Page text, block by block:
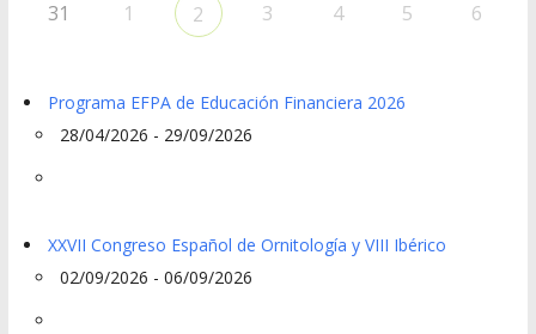
31 1 2 3 4 5 6
Programa EFPA de Educación Financiera 2026
28/04/2026 - 29/09/2026
XXVII Congreso Español de Ornitología y VIII Ibérico
02/09/2026 - 06/09/2026